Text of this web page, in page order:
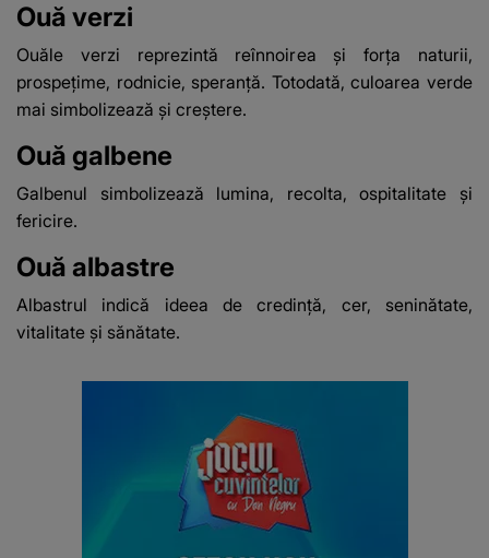
Ouă verzi
Ouăle verzi reprezintă reînnoirea și forța naturii,
prospețime, rodnicie, speranță. Totodată, culoarea verde
mai simbolizează și creştere.
Ouă galbene
Galbenul simbolizează lumina, recolta, ospitalitate și
fericire.
Ouă albastre
Albastrul indică ideea de credință, cer, seninătate,
vitalitate și sănătate.